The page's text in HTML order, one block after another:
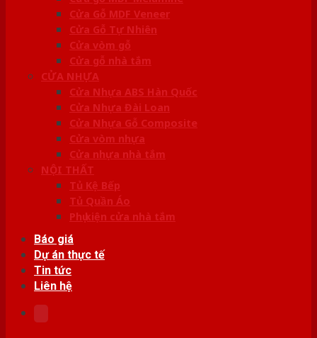
Cửa Gỗ MDF Veneer
Cửa Gỗ Tự Nhiên
Cửa vòm gỗ
Cửa gỗ nhà tắm
CỬA NHỰA
Cửa Nhựa ABS Hàn Quốc
Cửa Nhựa Đài Loan
Cửa Nhựa Gỗ Composite
Cửa vòm nhựa
Cửa nhựa nhà tắm
NỘI THẤT
Tủ Kệ Bếp
Tủ Quần Áo
Phụ kiện cửa nhà tắm
Báo giá
Dự án thực tế
Tin tức
Liên hệ